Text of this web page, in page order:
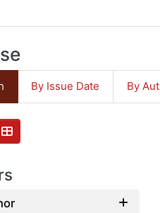
By Issue Date By